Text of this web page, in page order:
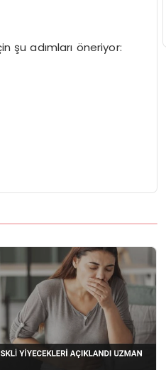
şu adımları öneriyor: